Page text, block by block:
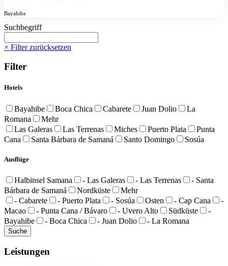
Bayahibe
Suchbegriff
× Filter zurücksetzen
Filter
Hotels
Bayahibe Boca Chica Cabarete Juan Dolio
La
Romana
Mehr
Las Galeras
Las Terrenas Miches Puerto Plata
Punta
Cana
Santa Bárbara de Samaná Santo Domingo Sosúa
Ausflüge
Halbinsel Samana - Las Galeras - Las Terrenas
- Santa
Bárbara de Samaná
Nordküste
Mehr
- Cabarete
- Puerto Plata - Sosúa Osten - Cap Cana
-
Macao
- Punta Cana / Bávaro - Uvero Alto Südküste
-
Bayahibe
- Boca Chica - Juan Dolio - La Romana
Leistungen